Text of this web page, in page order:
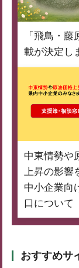
「飛鳥・
載が決定し
中東情勢や
上昇の影響
中小企業向
口について
おすすめサ